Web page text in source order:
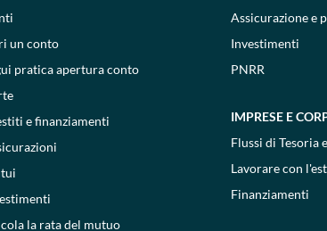
un conto
pratica apertura conto
e finanziamenti
la rata del mutuo
Assicurazione e
Investimenti
PNRR
IMPRESE E
Flussi di Tesoria
Lavorare con
Finanziamenti